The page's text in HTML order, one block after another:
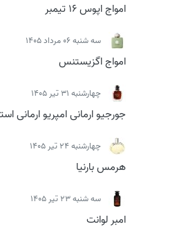
امواج اپوس 16 تیمبر
سه شنبه 06 مرداد 1405
امواج اگزیستنس
چهارشنبه 31 تیر 1405
جورجیو ارمانی امپریو ارمانی
چهارشنبه 24 تیر 1405
هرمس بارنیا
سه شنبه 23 تیر 1405
امبر لوانت